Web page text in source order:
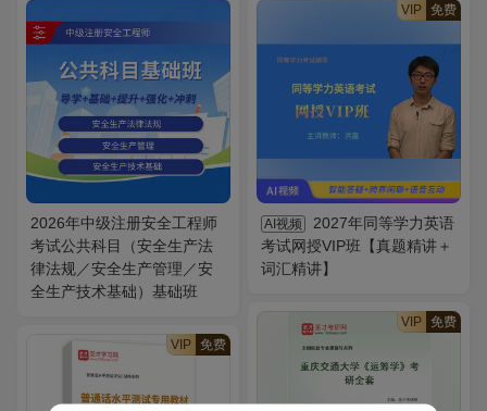
2026年中级注册安全工程师
考试公共科目（安全生产法
律法规／安全生产管理／安
全生产技术基础）基础班
VIP 免费
AI视频
2027年同等学力英语
考试网授VIP班【真题精讲＋
词汇精讲】
VIP 免费
VIP 免费